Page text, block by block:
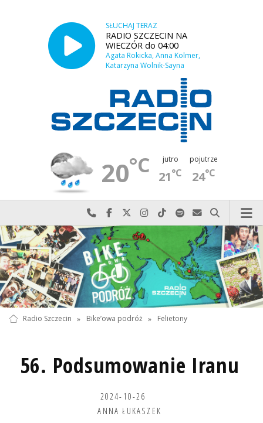
SŁUCHAJ TERAZ
RADIO SZCZECIN NA
WIECZÓR do 04:00
Agata Rokicka, Anna Kolmer,
Katarzyna Wolnik-Sayna
20°C jutro
21°C
pojutrze
24°C
Najlepiej po prostu do nas zadzwoń
Odwiedź nas na Facebook-u
Odwiedź nas na X
Odwiedź nas na Instagram-ie
Odwiedź nas na TikTok-u
Szukaj nas na Spotify
Wyślij do nas
Szukaj
Radio Szczecin » Bike’owa podróż » Felietony
56. Podsumowanie Iranu
2024-10-26
ANNA ŁUKASZEK